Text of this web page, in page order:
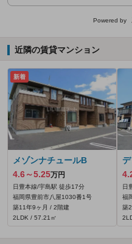
Powered by
近隣の賃貸マンション
新着
メゾンナチュールB
4.6～5.25万円
日豊本線/宇島駅 徒歩17分
福岡県豊前市八屋1030番1号
築11年9ヶ月 / 2階建
2LDK / 57.21㎡
日
福
築